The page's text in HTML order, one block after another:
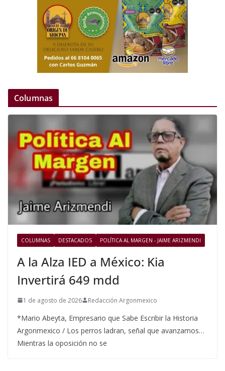
Columnas
COLUMNAS DESTACADOS POLÍTICA AL MARGEN - JAIME ARIZMENDI
A la Alza IED a México: Kia
Invertirá 649 mdd
1 de agosto de 2026 Redacción Argonmexico
*Mario Abeyta, Empresario que Sabe Escribir la Historia
Argonmexico / Los perros ladran, señal que avanzamos…
Mientras la oposición no se